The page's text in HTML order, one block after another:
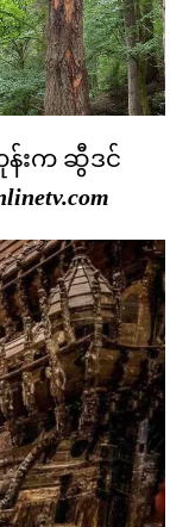
န်းက ဆွီဒင်